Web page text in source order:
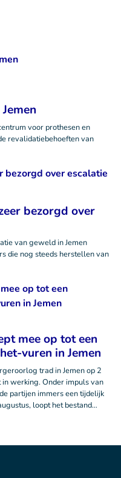
voor prothesen en
revalidatiebehoeften van
bezorgd over
van geweld in Jemen
die nog steeds herstellen van
mee op tot een
vuren in Jemen
trad in Jemen op 2
werking. Onder impuls van
partijen immers een tijdelijk
loopt het bestand…